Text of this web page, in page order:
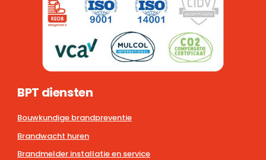
BPT diensten
Bouwkundige brandpreventie
Brandwacht huren
Brandmelder installatie en service